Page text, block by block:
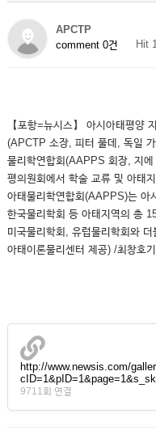
APCTP
comment 0건
Hit
【포항=뉴시스】 아시아태평양
(APCTP 소장, 피터 풀데, 독일
물리학연합회(AAPPS 회장, 지
평의원회에서 학술 교류 및 아태
아태물리학연합회(AAPPS)는 아
한국물리학회 등 아태지역의 총
미국물리학회, 유럽물리학회와
아태이론물리센터 제공) /최창호
http://www.newsis.com/
9711회 연결